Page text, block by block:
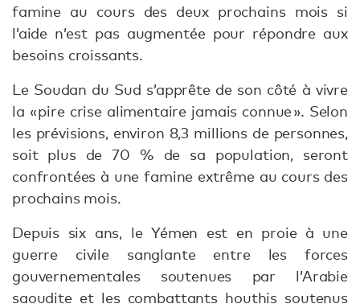
famine au cours des deux prochains mois si
l’aide n’est pas augmentée pour répondre aux
besoins croissants.
Le Soudan du Sud s’apprête de son côté à vivre
la « pire crise alimentaire jamais connue ». Selon
les prévisions, environ 8,3 millions de personnes,
soit plus de 70 % de sa population, seront
confrontées à une famine extrême au cours des
prochains mois.
Depuis six ans, le Yémen est en proie à une
guerre civile sanglante entre les forces
gouvernementales soutenues par l’Arabie
saoudite et les combattants houthis soutenus